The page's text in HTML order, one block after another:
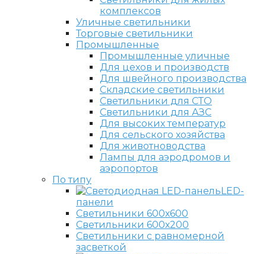
комплексов
Уличные светильники
Торговые светильники
Промышленные
Промышленные уличные
Для цехов и производств
Для швейного производства
Складские светильники
Светильники для СТО
Светильники для АЗС
Для высоких температур
Для сельского хозяйства
Для животноводства
Лампы для аэродромов и
аэропортов
По типу
LED-
панели
Светильники 600х600
Светильники 600х200
Светильники с равномерной
засветкой